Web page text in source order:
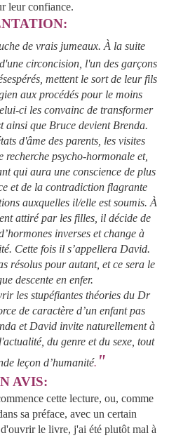
leur confiance.
de vrais jumeaux. À la suite
circoncision, l'un des garçons
mettent le sort de leur fils
aux procédés pour le moins
ci les convainc de transformer
ainsi que Bruce devient Brenda.
d'âme des parents, les visites
recherche psycho-hormonale et,
qui aura une conscience de plus
et de la contradiction flagrante
auxquelles il/elle est soumis. À
attiré par les filles, il décide de
inverses et change à
Cette fois il s’appellera David.
résolus pour autant, et ce sera le
descente en enfer.
les stupéfiantes théories du Dr
de caractère d’un enfant pas
et David invite naturellement à
du genre et du sexe, tout
leçon d’humanité. "
AVIS:
cette lecture, ou, comme
sa préface, avec un certain
le livre, j'ai été plutôt mal à